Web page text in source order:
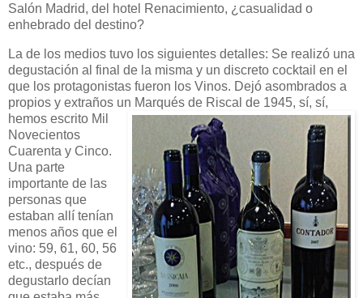
Salón Madrid, del hotel Renacimiento, ¿casualidad o
enhebrado del destino?
La de los medios tuvo los siguientes detalles: Se realizó una
degustación al final de la misma y un discreto cocktail en el
que los protagonistas fueron los Vinos. Dejó asombrados a
propios y extraños un Marqués de Riscal de 1945, sí, sí,
hemos escrito Mil
Novecientos
Cuarenta y Cinco.
Una parte
importante de las
personas que
estaban allí tenían
menos años que el
vino: 59, 61, 60, 56
etc., después de
degustarlo decían